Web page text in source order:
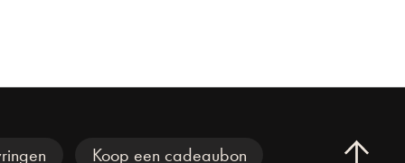
Koop een cadeaubon